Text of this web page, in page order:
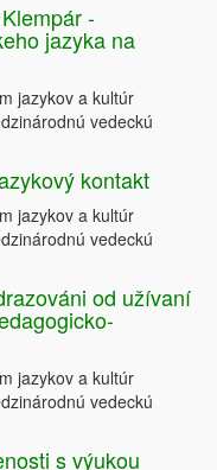
-
jazyka na
jazykov a kultúr
vedeckú
kontakt
jazykov a kultúr
vedeckú
od užívaní
jazykov a kultúr
vedeckú
s výukou